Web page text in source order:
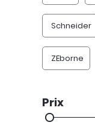
Schneider
ZEborne
Prix